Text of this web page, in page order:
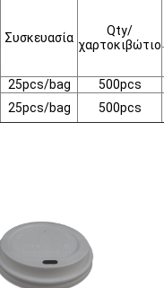
Συσκευασία
Qty/
χαρτοκιβώτιο
25pcs/bag 500pcs
25pcs/bag 500pcs